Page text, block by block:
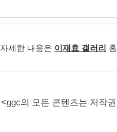
자세한 내용은 이재효 갤러리
<ggc의 모든 콘텐츠는 저작